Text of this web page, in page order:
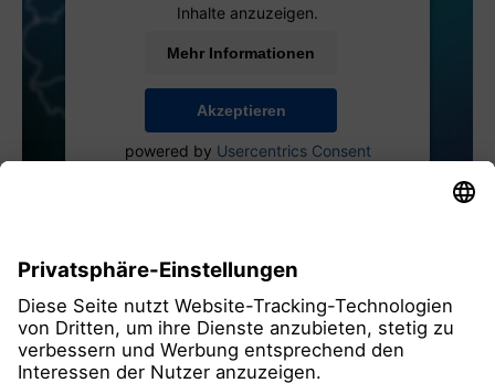
Inhalte anzuzeigen.
Mehr Informationen
Akzeptieren
powered by Usercentrics Consent
alle Mitglieder